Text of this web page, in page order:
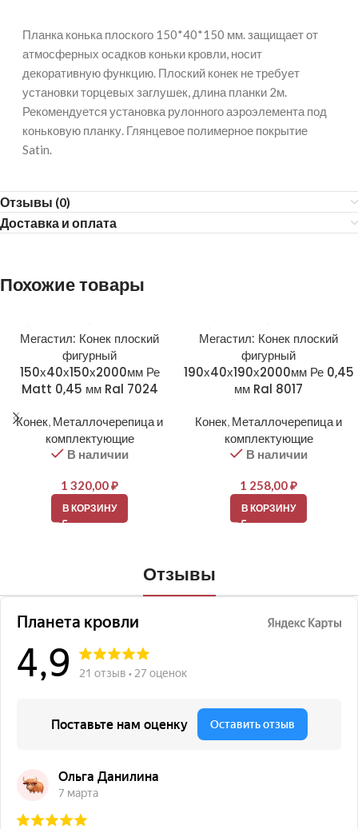
Планка конька плоского 150*40*150 мм. защищает от
атмосферных осадков коньки кровли, носит
декоративную функцию. Плоский конек не требует
установки торцевых заглушек, длина планки 2м.
Рекомендуется установка рулонного аэроэлемента под
коньковую планку. Глянцевое полимерное покрытие
Satin.
Отзывы (0)
Доставка и оплата
Похожие товары
Мегастил: Конек плоский
фигурный
150х40х150х2000мм Ре
Matt 0,45 мм Ral 7024
Конек, Металлочерепица и
комплектующие
В наличии
1 320,00₽
В КОРЗИНУ
Мегастил: Конек плоский
фигурный
190х40х190х2000мм Ре 0,45
мм Ral 8017
Конек, Металлочерепица и
комплектующие
В наличии
1 258,00₽
В КОРЗИНУ
Отзывы